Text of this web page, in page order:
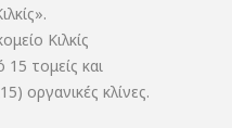
Κιλκίς
τομείς και
οργανικές κλίνες.